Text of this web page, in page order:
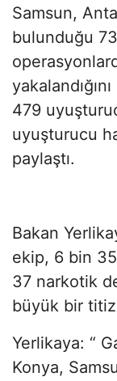
Samsun,
bulunduğu
479
uyuşturucu
paylaştı.
Bakan
ekip, 6 bin
37 narkotik
büyük bir
Yerlikaya: “
Konya,